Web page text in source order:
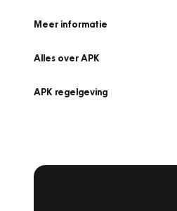
Meer informatie
Alles over APK
APK regelgeving